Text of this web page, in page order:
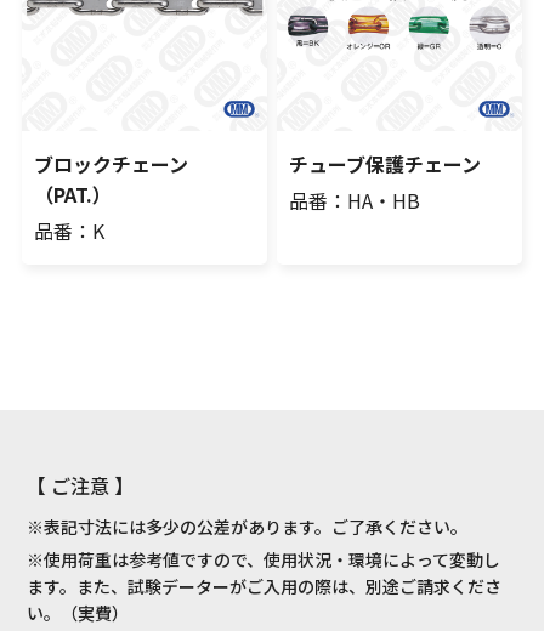
ブロックチェーン
（PAT.）
品番：K
チューブ保護チェーン
品番：HA・HB
【 ご注意 】
※表記寸法には多少の公差があります。ご了承ください。
※使用荷重は参考値ですので、使用状況・環境によって変動し
ます。また、試験データーがご入用の際は、別途ご請求くださ
い。（実費）